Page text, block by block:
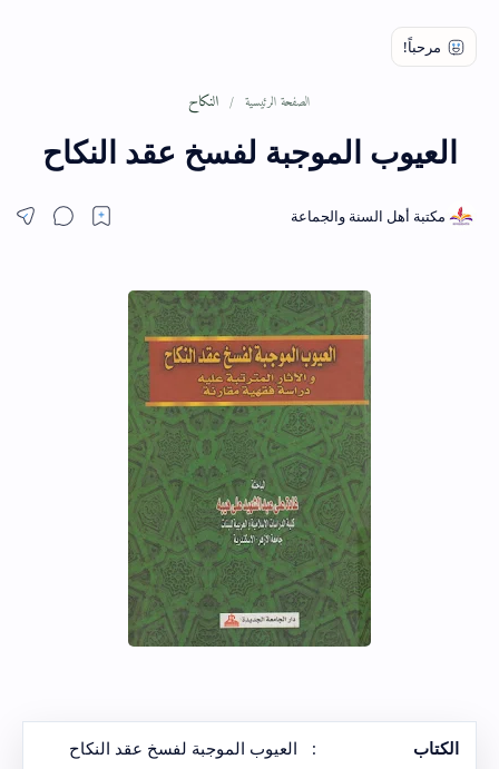
الصفحة الرئيسية النكاح
العيوب الموجبة لفسخ عقد النكاح
الكتاب : العيوب الموجبة لفسخ عقد النكاح